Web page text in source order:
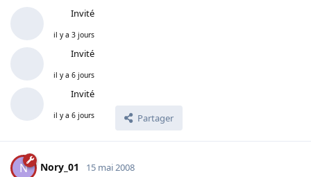
Invité
il y a 3 jours
Invité
il y a 6 jours
Invité
il y a 6 jours Partager
N Nory_01 15 mai 2008